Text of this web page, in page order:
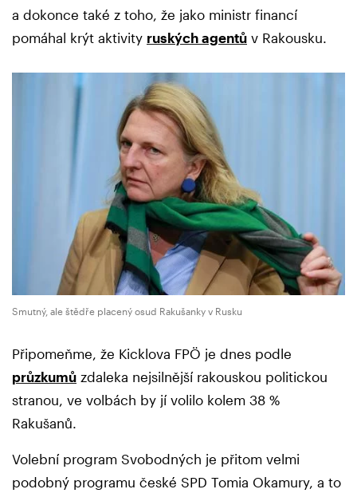
a dokonce také z toho, že jako ministr financí
pomáhal krýt aktivity ruských agentů v Rakousku.
Smutný, ale štědře placený osud Rakušanky v Rusku
Připomeňme, že Kicklova FPÖ je dnes podle
průzkumů zdaleka nejsilnější rakouskou politickou
stranou, ve volbách by jí volilo kolem 38 %
Rakušanů.
Volební program Svobodných je přitom velmi
podobný programu české SPD Tomia Okamury, a to